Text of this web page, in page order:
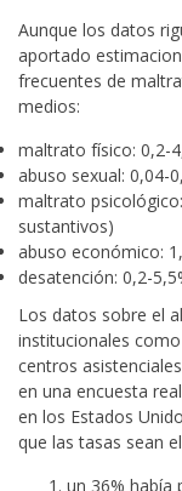
Aunque los datos
aportado
frecuentes de
medios:
maltrato físico: 0,2-
abuso sexual: 0,04-
maltrato
sustantivos)
abuso económico:
desatención: 0,2-
Los datos sobre el
institucionales
centros
en una encuesta
en los Estados
que las tasas sean
un 36% había